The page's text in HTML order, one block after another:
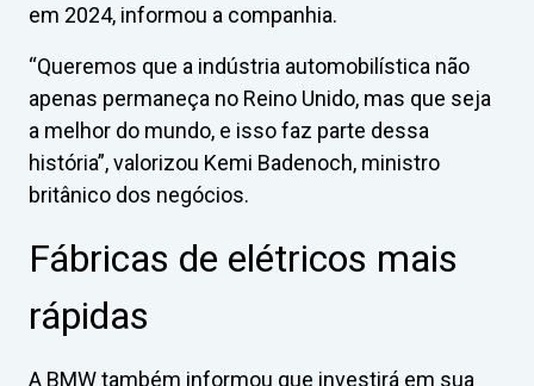
em 2024, informou a companhia.
“Queremos que a indústria automobilística não
apenas permaneça no Reino Unido, mas que seja
a melhor do mundo, e isso faz parte dessa
história”, valorizou Kemi Badenoch, ministro
britânico dos negócios.
Fábricas de elétricos mais
rápidas
A BMW também informou que investirá em sua